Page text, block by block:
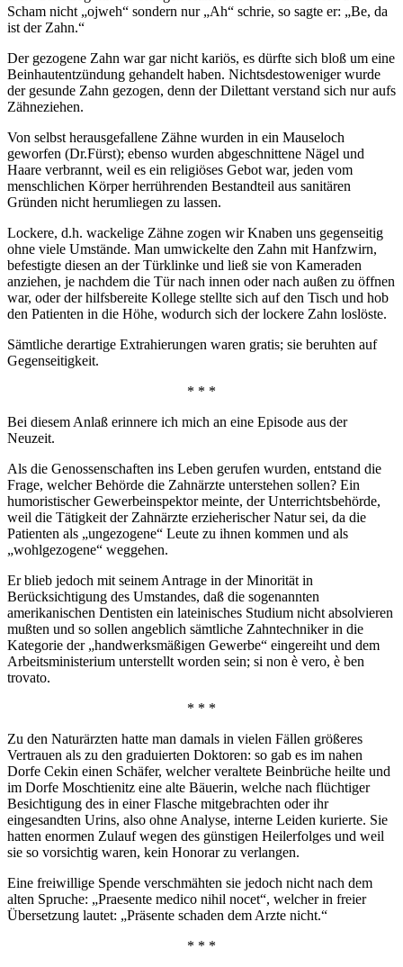
Scham nicht „ojweh“ sondern nur „Ah“ schrie, so sagte er: „Be, da
ist der Zahn.“
Der gezogene Zahn war gar nicht kariös, es dürfte sich bloß um eine
Beinhautentzündung gehandelt haben. Nichtsdestoweniger wurde
der gesunde Zahn gezogen, denn der Dilettant verstand sich nur aufs
Zähneziehen.
Von selbst herausgefallene Zähne wurden in ein Mauseloch
geworfen (Dr.Fürst); ebenso wurden abgeschnittene Nägel und
Haare verbrannt, weil es ein religiöses Gebot war, jeden vom
menschlichen Körper herrührenden Bestandteil aus sanitären
Gründen nicht herumliegen zu lassen.
Lockere, d.h. wackelige Zähne zogen wir Knaben uns gegenseitig
ohne viele Umstände. Man umwickelte den Zahn mit Hanfzwirn,
befestigte diesen an der Türklinke und ließ sie von Kameraden
anziehen, je nachdem die Tür nach innen oder nach außen zu öffnen
war, oder der hilfsbereite Kollege stellte sich auf den Tisch und hob
den Patienten in die Höhe, wodurch sich der lockere Zahn loslöste.
Sämtliche derartige Extrahierungen waren gratis; sie beruhten auf
Gegenseitigkeit.
* * *
Bei diesem Anlaß erinnere ich mich an eine Episode aus der
Neuzeit.
Als die Genossenschaften ins Leben gerufen wurden, entstand die
Frage, welcher Behörde die Zahnärzte unterstehen sollen? Ein
humoristischer Gewerbeinspektor meinte, der Unterrichtsbehörde,
weil die Tätigkeit der Zahnärzte erzieherischer Natur sei, da die
Patienten als „ungezogene“ Leute zu ihnen kommen und als
„wohlgezogene“ weggehen.
Er blieb jedoch mit seinem Antrage in der Minorität in
Berücksichtigung des Umstandes, daß die sogenannten
amerikanischen Dentisten ein lateinisches Studium nicht absolvieren
mußten und so sollen angeblich sämtliche Zahntechniker in die
Kategorie der „handwerksmäßigen Gewerbe“ eingereiht und dem
Arbeitsministerium unterstellt worden sein; si non è vero, è ben
trovato.
* * *
Zu den Naturärzten hatte man damals in vielen Fällen größeres
Vertrauen als zu den graduierten Doktoren: so gab es im nahen
Dorfe Cekin einen Schäfer, welcher veraltete Beinbrüche heilte und
im Dorfe Moschtienitz eine alte Bäuerin, welche nach flüchtiger
Besichtigung des in einer Flasche mitgebrachten oder ihr
eingesandten Urins, also ohne Analyse, interne Leiden kurierte. Sie
hatten enormen Zulauf wegen des günstigen Heilerfolges und weil
sie so vorsichtig waren, kein Honorar zu verlangen.
Eine freiwillige Spende verschmähten sie jedoch nicht nach dem
alten Spruche: „Praesente medico nihil nocet“, welcher in freier
Übersetzung lautet: „Präsente schaden dem Arzte nicht.“
* * *